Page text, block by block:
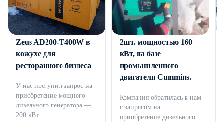
Дизельный генератор
Zeus AD200-T400W в
кожухе для
ресторанного бизнеса
У нас поступил запрос на
приобретение мощного
дизельного генератора —
200 кВт.
Дизельные генераторы
2шт. мощностью 160
кВт, на базе
промышленного
двигателя Cummins.
Компания обратилась к нам
с запросом на
приобретение дизельного